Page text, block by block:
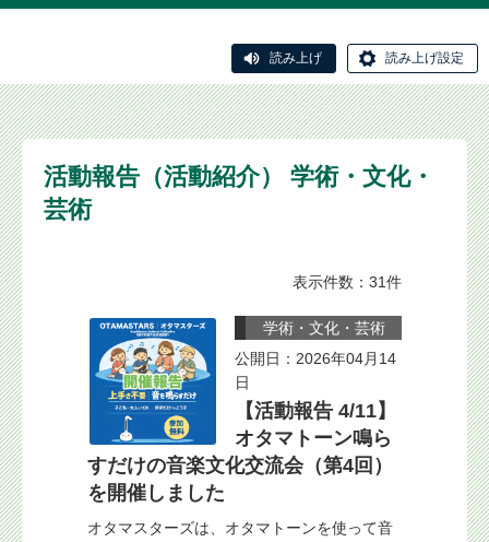
読み上げ 読み上げ設定
活動報告（活動紹介） 学術・文化・
芸術
表示件数：31件
学術・文化・芸術
公開日：2026年04月14
日
【活動報告 4/11】
オタマトーン鳴ら
すだけの音楽文化交流会（第4回）
を開催しました
オタマスターズは、オタマトーンを使って音